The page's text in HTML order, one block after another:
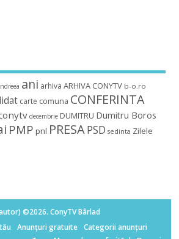
ani arhiva ARHIVA CONYTV b-o.ro
carte comuna CONFERINTA
decembrie DUMITRU Dumitru Boros
PMP pnl PRESAPSD sedinta Zilele
©2026. ConyTV Bârlad
Anunțuri gratuite Categorii anunțuri